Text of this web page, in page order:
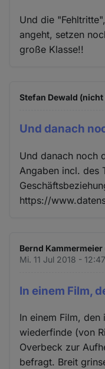
Und die
angeht, setzen
große Klasse!!
Stefan Dewald
Und danach
Und danach noch
Angaben incl. des
https://
Bernd
Mi. 11 Jul 2018 - 12:47
In einem Film,
In einem Film,
wiederfinde (von
Overbeck zur
befragt. Breit